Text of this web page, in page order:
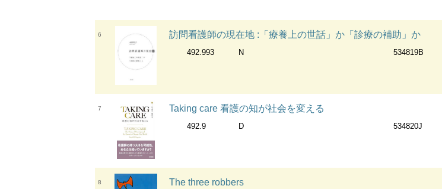
6 訪問看護師の現在地 :「療養上の世話」か「診療の補助」か
492.993 N 534819B
7 Taking care 看護の知が社会を変える
492.9 D 534820J
8 The three robbers